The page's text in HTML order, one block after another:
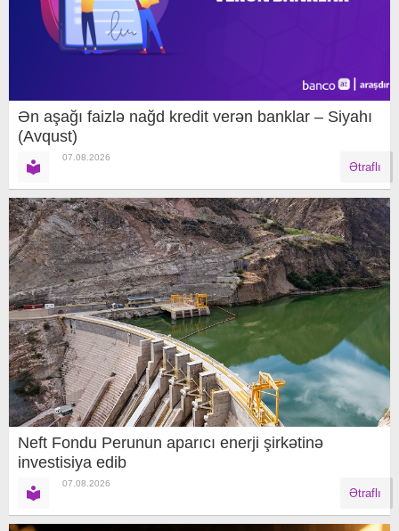
Ən aşağı faizlə nağd kredit verən banklar – Siyahı
(Avqust)
07.08.2026
Ətraflı
Neft Fondu Perunun aparıcı enerji şirkətinə
investisiya edib
07.08.2026
Ətraflı